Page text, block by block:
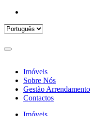
Imóveis
Sobre Nós
Gestão Arrendamento
Contactos
Imóveis